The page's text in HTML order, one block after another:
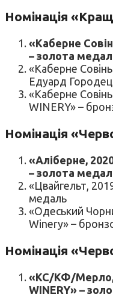
Номінація
«Каберне
– золота
«Каберне
Едуард
«Каберне
WINERY» –
Номінація
«Аліберне,
– золота
«Цвайгельт,
медаль
«Одеський
Winery» –
Номінація
«КС/КФ/Мерло,
WINERY» –